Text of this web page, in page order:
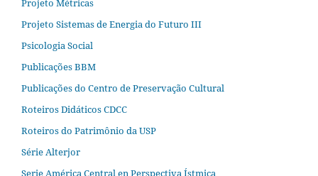
Projeto Métricas
Projeto Sistemas de Energia do Futuro III
Psicologia Social
Publicações BBM
Publicações do Centro de Preservação Cultural
Roteiros Didáticos CDCC
Roteiros do Patrimônio da USP
Série Alterjor
Serie América Central en Perspectiva Ístmica